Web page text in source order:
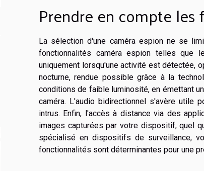
Prendre en compte
La sélection d'une caméra espion ne se
fonctionnalités caméra espion telles que
uniquement lorsqu'une activité est détectée,
nocturne, rendue possible grâce à la
conditions de faible luminosité, en émettant
caméra. L'audio bidirectionnel s'avère utile
intrus. Enfin, l'accès à distance via des
images capturées par votre dispositif, quel
spécialisé en dispositifs de surveillance,
fonctionnalités sont déterminantes pour une